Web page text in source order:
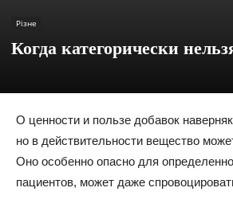
Різне
Когда категорически
О ценности и пользе добавок
но в действительности вещество
Оно особенно опасно для
пациентов, может даже